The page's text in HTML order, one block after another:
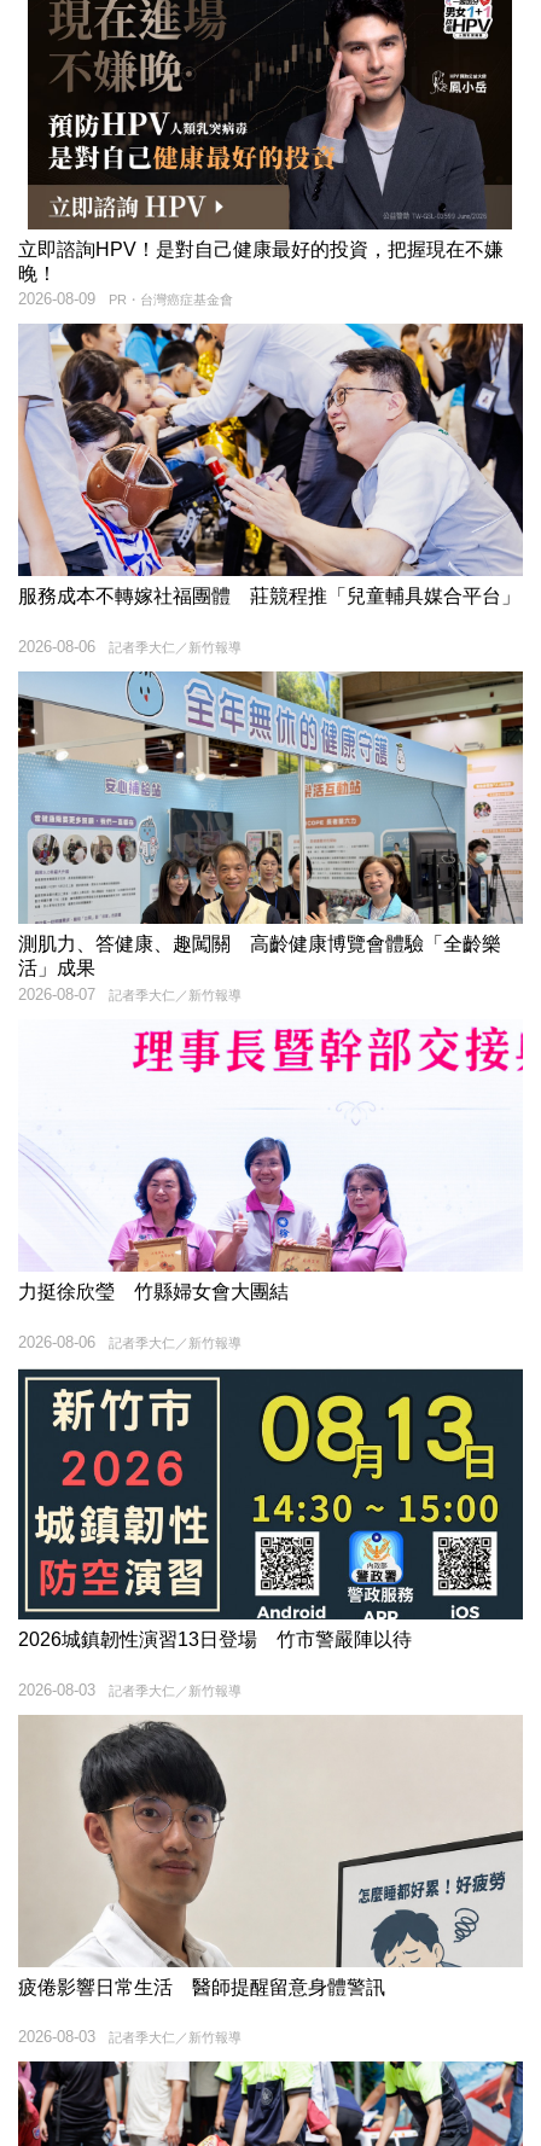
立即諮詢HPV！是對自己健康最好的投資，把握現在不嫌
晚！
PR・台灣癌症基金會
2026-08-09
服務成本不轉嫁社福團體 莊競程推「兒童輔具媒合平台」
記者季大仁／新竹報導
2026-08-06
測肌力、答健康、趣闖關 高齡健康博覽會體驗「全齡樂
活」成果
記者季大仁／新竹報導
2026-08-07
力挺徐欣瑩 竹縣婦女會大團結
記者季大仁／新竹報導
2026-08-06
2026城鎮韌性演習13日登場 竹市警嚴陣以待
記者季大仁／新竹報導
2026-08-03
疲倦影響日常生活 醫師提醒留意身體警訊
記者季大仁／新竹報導
2026-08-03